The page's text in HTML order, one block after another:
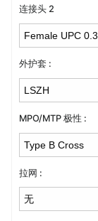
连接头 2
外护套 :
MPO/MTP 极性 :
拉网 :